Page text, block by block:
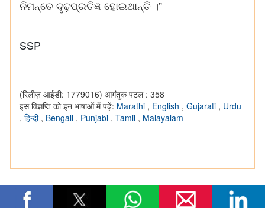
ନିମନ୍ତେ ଦୃଢ଼ପ୍ରତିଜ୍ଞ ହୋଇଥାନ୍ତି ।”
SSP
(रिलीज़ आईडी: 1779016) आगंतुक पटल : 358
इस विज्ञप्ति को इन भाषाओं में पढ़ें: Marathi , English , Gujarati , Urdu
, हिन्दी , Bengali , Punjabi , Tamil , Malayalam